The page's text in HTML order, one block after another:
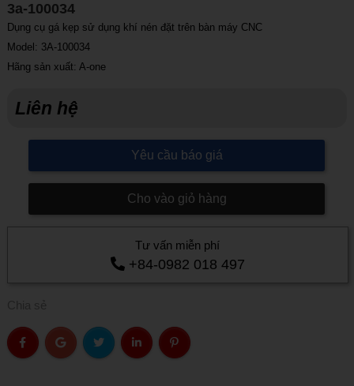
3a-100034
Dụng cụ gá kẹp sử dụng khí nén đặt trên bàn máy CNC
Model: 3A-100034
Hãng sản xuất: A-one
Liên hệ
Yêu cầu báo giá
Cho vào giỏ hàng
Tư vấn miễn phí
+84-0982 018 497